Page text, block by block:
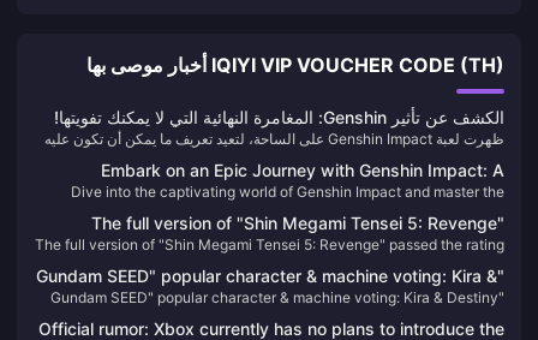
IQIYI VIP VOUCHER CODE (TH) أخبار موصى بها
الكشف عن تأثير Genshin: المغامرة النهائية التي لا يمكنك تفويتها!
ظهرت لعبة Genshin Impact على الساحة، لتعيد تعريف ما يمكن أن تكون عليه
الطبيعية الخلابة وقصتها المعقدة ومجموعة لا حصر لها من الشخصيات. إذا لم تكن
قد جربت Teyvat بعد، فأنت تفوت المغامرة الأكثر إثارة في هذا العقد!
Embark on an Epic Journey with Genshin Impact: A
Comprehensive Guide 🌌
Dive into the captivating world of Genshin Impact and master the
adventure with a simple Genesis Crystal top-up guide.
The full version of "Shin Megami Tensei 5: Revenge"
passed the rating in South Korea
The full version of "Shin Megami Tensei 5: Revenge" passed the rating
"Gundam SEED" popular character & machine voting: Kira &
Destiny Spec II temporarily ranked first
"Gundam SEED" popular character & machine voting: Kira & Destiny
Official rumor: Xbox currently has no plans to introduce the